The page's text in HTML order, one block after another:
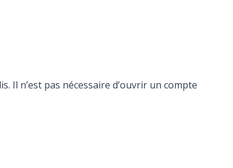
Il n’est pas nécessaire d’ouvrir un compte